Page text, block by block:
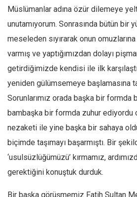
Tarih
Düşünce
Müslümanlar adına özür dilemeye
unutamıyorum. Sonrasında bütün bir
meseleden sıyırarak onun
varmış ve yaptığımızdan dolayı
getirdiğimizde kendisi ile ilk
yeniden gülümsemeye başlamasına
Sorunlarımız orada başka bir
bambaşka bir formda zuhur ediyordu
nezaketi ile yine başka bir sahaya
biçimde taşımayı başarmıştı. Bir
‘usulsüzlüğümüzü’ kırmamız,
gerektiğini konuştuk durduk.
Bir başka görüşmemiz Fatih Sultan